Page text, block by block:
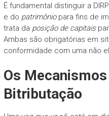
É fundamental distinguir a
e do patrimôniopara fins de
trata da posição de capitais
Ambas são obrigatórias em
conformidade com uma não
Os
Bitributação